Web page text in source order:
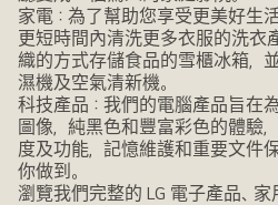
家電：為了幫助您享受更美好生
更短時間內清洗更多衣服的洗衣
織的方式存儲食品的雪櫃冰箱，
濕機及空氣清新機。
科技產品：我們的電腦產品旨在
圖像，純黑色和豐富彩色的體驗
度及功能，記憶維護和重要文件
你做到。
瀏覽我們完整的 LG 電子產品、家